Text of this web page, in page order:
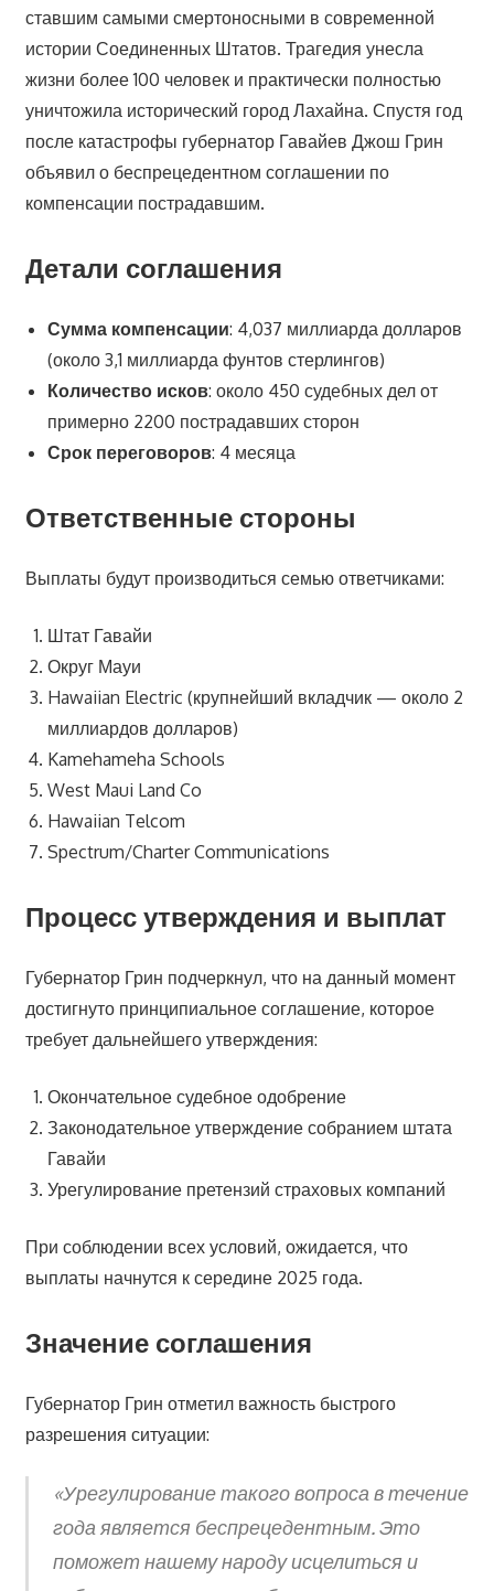
ставшим самыми смертоносными в современной
истории Соединенных Штатов. Трагедия унесла
жизни более 100 человек и практически полностью
уничтожила исторический город Лахайна. Спустя год
после катастрофы губернатор Гавайев Джош Грин
объявил о беспрецедентном соглашении по
компенсации пострадавшим.
Детали соглашения
Сумма компенсации: 4,037 миллиарда долларов
(около 3,1 миллиарда фунтов стерлингов)
Количество исков: около 450 судебных дел от
примерно 2200 пострадавших сторон
Срок переговоров: 4 месяца
Ответственные стороны
Выплаты будут производиться семью ответчиками:
Штат Гавайи
Округ Мауи
Hawaiian Electric (крупнейший вкладчик — около 2
миллиардов долларов)
Kamehameha Schools
West Maui Land Co
Hawaiian Telcom
Spectrum/Charter Communications
Процесс утверждения и выплат
Губернатор Грин подчеркнул, что на данный момент
достигнуто принципиальное соглашение, которое
требует дальнейшего утверждения:
Окончательное судебное одобрение
Законодательное утверждение собранием штата
Гавайи
Урегулирование претензий страховых компаний
При соблюдении всех условий, ожидается, что
выплаты начнутся к середине 2025 года.
Значение соглашения
Губернатор Грин отметил важность быстрого
разрешения ситуации:
«Урегулирование такого вопроса в течение
года является беспрецедентным. Это
поможет нашему народу исцелиться и